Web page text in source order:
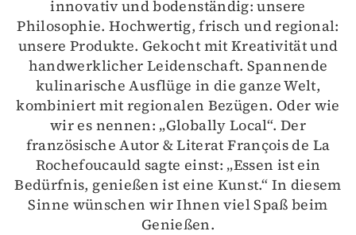
innovativ und bodenständig: unsere
Philosophie. Hochwertig, frisch und regional:
unsere Produkte. Gekocht mit Kreativität und
handwerklicher Leidenschaft. Spannende
kulinarische Ausflüge in die ganze Welt,
kombiniert mit regionalen Bezügen. Oder wie
wir es nennen: „Globally Local“. Der
französische Autor & Literat François de La
Rochefoucauld sagte einst: „Essen ist ein
Bedürfnis, genießen ist eine Kunst.“ In diesem
Sinne wünschen wir Ihnen viel Spaß beim
Genießen.